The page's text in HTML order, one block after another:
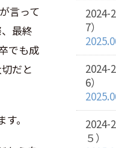
言って
最終
でも成
だと
。
2024-
7）
2024-
6）
2024-
５）